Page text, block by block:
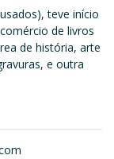
teve início
de livros
de história, arte
e outra